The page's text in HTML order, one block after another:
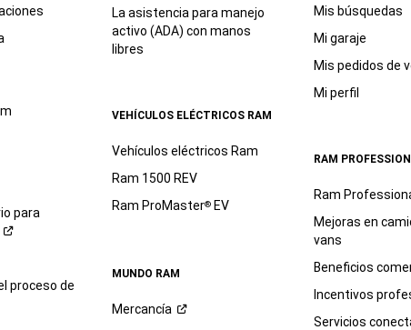
para
proceso de
La asistencia para manejo
activo (ADA) con manos
libres
VEHÍCULOS ELÉCTRICOS RAM
Vehículos eléctricos Ram
Ram 1500 REV
Ram ProMaster®EV
MUNDO RAM
Mercancía
Mis búsquedas
Mi garaje
Mis pedidos de
Mi perfil
RAM
Ram
Mejoras en
vans
Beneficios
Incentivos
Servicios